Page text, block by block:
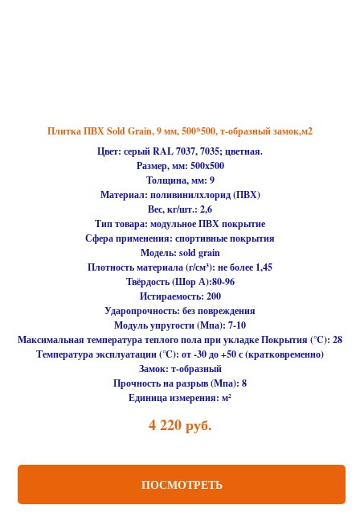
Плитка ПВХ Sold Grain, 9 мм, 500*500, т-образный замок,м2
Цвет: серый RAL 7037, 7035; цветная.
Размер, мм: 500х500
Толщина, мм: 9
Материал: поливинилхлорид (ПВХ)
Вес, кг/шт.: 2,6
Тип товара: модульное ПВХ покрытие
Сфера применения: спортивные покрытия
Модель: sold grain
Плотность материала (г/см³): не более 1,45
Твёрдость (Шор А):80-96
Истираемость: 200
Ударопрочность: без повреждения
Модуль упругости (Мпа): 7-10
Максимальная температура теплого пола при укладке Покрытия (℃): 28
Температура эксплуатации (℃): от -30 до +50 с (кратковременно)
Замок: т-образный
Прочность на разрыв (Мпа): 8
Единица измерения: м²
4 220 руб.
ПОСМОТРЕТЬ